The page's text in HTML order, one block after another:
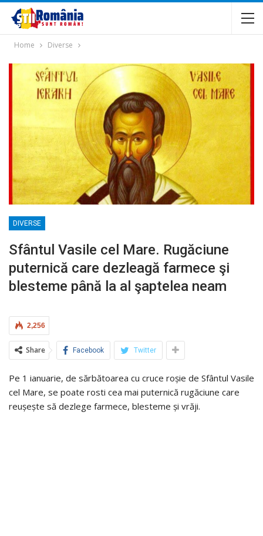
Home Diverse
DIVERSE
Sfântul Vasile cel Mare. Rugăciune
puternică care dezleagă farmece şi
blesteme până la al şaptelea neam
2,256
Share Facebook Twitter
Pe 1 ianuarie, de sărbătoarea cu cruce roșie de Sfântul Vasile
cel Mare, se poate rosti cea mai puternică rugăciune care
reușește să dezlege farmece, blesteme și vrăji.